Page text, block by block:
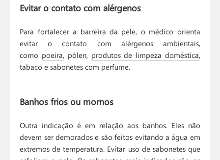
Evitar o contato com alérgenos
Para fortalecer a barreira da pele, o médico orienta
evitar o contato com alérgenos ambientais,
como poeira, pólen, produtos de limpeza doméstica,
tabaco e sabonetes com perfume.
Banhos frios ou mornos
Outra indicação é em relação aos banhos. Eles não
devem ser demorados e são feitos evitando a água em
extremos de temperatura. Evitar uso de sabonetes que